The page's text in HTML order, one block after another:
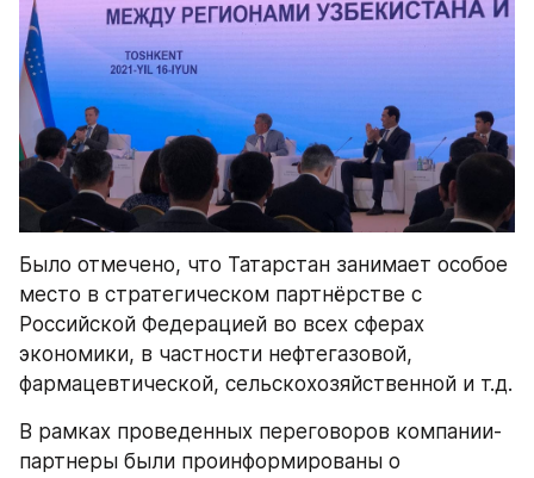
Было отмечено, что Татарстан занимает особое
место в стратегическом партнёрстве с
Российской Федерацией во всех сферах
экономики, в частности нефтегазовой,
В рамках проведенных переговоров компании-
партнеры были проинформированы о